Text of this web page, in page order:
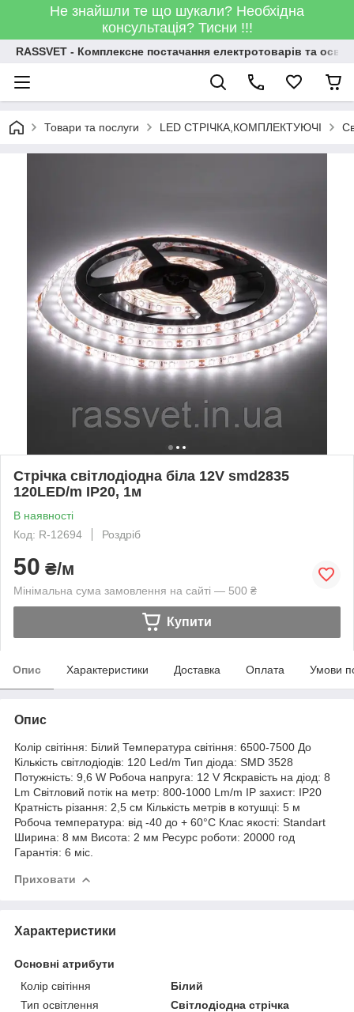
Не знайшли те що шукали? Необхідна
консультація? Тисни !!!
RASSVET - Комплексне постачання електротоварів та
Товари та послуги LED СТРІЧКА,КОМПЛЕКТУЮЧІ
Стрічка світлодіодна біла 12V smd2835
120LED/m IP20, 1м
В наявності
Код: R-12694
Роздріб
50 ₴/м
Мінімальна сума замовлення на сайті — 500 ₴
Купити
Опис Характеристики Доставка Оплата Умови
Опис
Колір світіння: Білий Температура світіння: 6500-7500 До
Кількість світлодіодів: 120 Led/m Тип діода: SMD 3528
Потужність: 9,6 W Робоча напруга: 12 V Яскравість на діод: 8
Lm Світловий потік на метр: 800-1000 Lm/m IP захист: IP20
Кратність різання: 2,5 см Кількість метрів в котушці: 5 м
Робоча температура: від -40 до + 60°C Клас якості: Standart
Ширина: 8 мм Висота: 2 мм Ресурс роботи: 20000 год
Гарантія: 6 міс.
Приховати
Характеристики
Основні атрибути
Колір світіння
Білий
Тип освітлення
Світлодіодна стрічка